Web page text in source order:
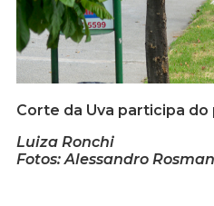
Corte da Uva participa do
Luiza Ronchi
Fotos: Alessandro Rosman